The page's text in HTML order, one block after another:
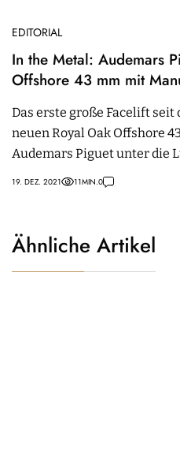
EDITORIAL
In the Metal: Audemars
Offshore 43 mm mit
Das erste große Facelift seit
neuen Royal Oak Offshore
Audemars Piguet unter die
19. DEZ. 2021 11MIN.0
Ähnliche Artikel